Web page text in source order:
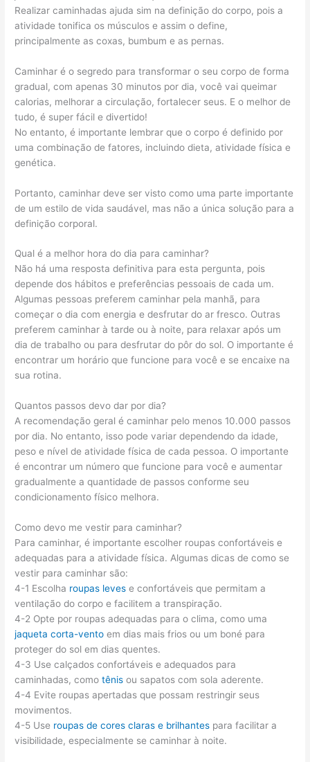
Realizar caminhadas ajuda sim na definição do corpo, pois a
atividade tonifica os músculos e assim o define,
principalmente as coxas, bumbum e as pernas.
Caminhar é o segredo para transformar o seu corpo de forma
gradual, com apenas 30 minutos por dia, você vai queimar
calorias, melhorar a circulação, fortalecer seus. E o melhor de
tudo, é super fácil e divertido!
No entanto, é importante lembrar que o corpo é definido por
uma combinação de fatores, incluindo dieta, atividade física e
genética.
Portanto, caminhar deve ser visto como uma parte importante
de um estilo de vida saudável, mas não a única solução para a
definição corporal.
Qual é a melhor hora do dia para caminhar?
Não há uma resposta definitiva para esta pergunta, pois
depende dos hábitos e preferências pessoais de cada um.
Algumas pessoas preferem caminhar pela manhã, para
começar o dia com energia e desfrutar do ar fresco. Outras
preferem caminhar à tarde ou à noite, para relaxar após um
dia de trabalho ou para desfrutar do pôr do sol. O importante é
encontrar um horário que funcione para você e se encaixe na
sua rotina.
Quantos passos devo dar por dia?
A recomendação geral é caminhar pelo menos 10.000 passos
por dia. No entanto, isso pode variar dependendo da idade,
peso e nível de atividade física de cada pessoa. O importante
é encontrar um número que funcione para você e aumentar
gradualmente a quantidade de passos conforme seu
condicionamento físico melhora.
Como devo me vestir para caminhar?
Para caminhar, é importante escolher roupas confortáveis e
adequadas para a atividade física. Algumas dicas de como se
vestir para caminhar são:
4-1 Escolha roupas leves e confortáveis que permitam a
ventilação do corpo e facilitem a transpiração.
4-2 Opte por roupas adequadas para o clima, como uma
jaqueta corta-vento em dias mais frios ou um boné para
proteger do sol em dias quentes.
4-3 Use calçados confortáveis e adequados para
caminhadas, como tênis ou sapatos com sola aderente.
4-4 Evite roupas apertadas que possam restringir seus
movimentos.
4-5 Use roupas de cores claras e brilhantes para facilitar a
visibilidade, especialmente se caminhar à noite.